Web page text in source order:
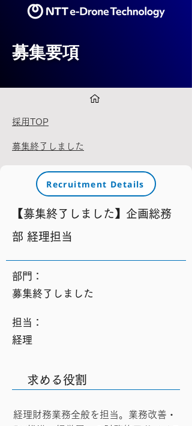
募集要項
採用TOP
募集終了しました
Recruitment Details
【募集終了しました】企画総務
部 経理担当
​部門：
募集終了しました
​担当：
経理
求める役割
経理財務業務全般を担当。業務改善・